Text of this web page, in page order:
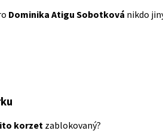
Dominika Atigu Sobotková nikdo
korzet zablokovaný?